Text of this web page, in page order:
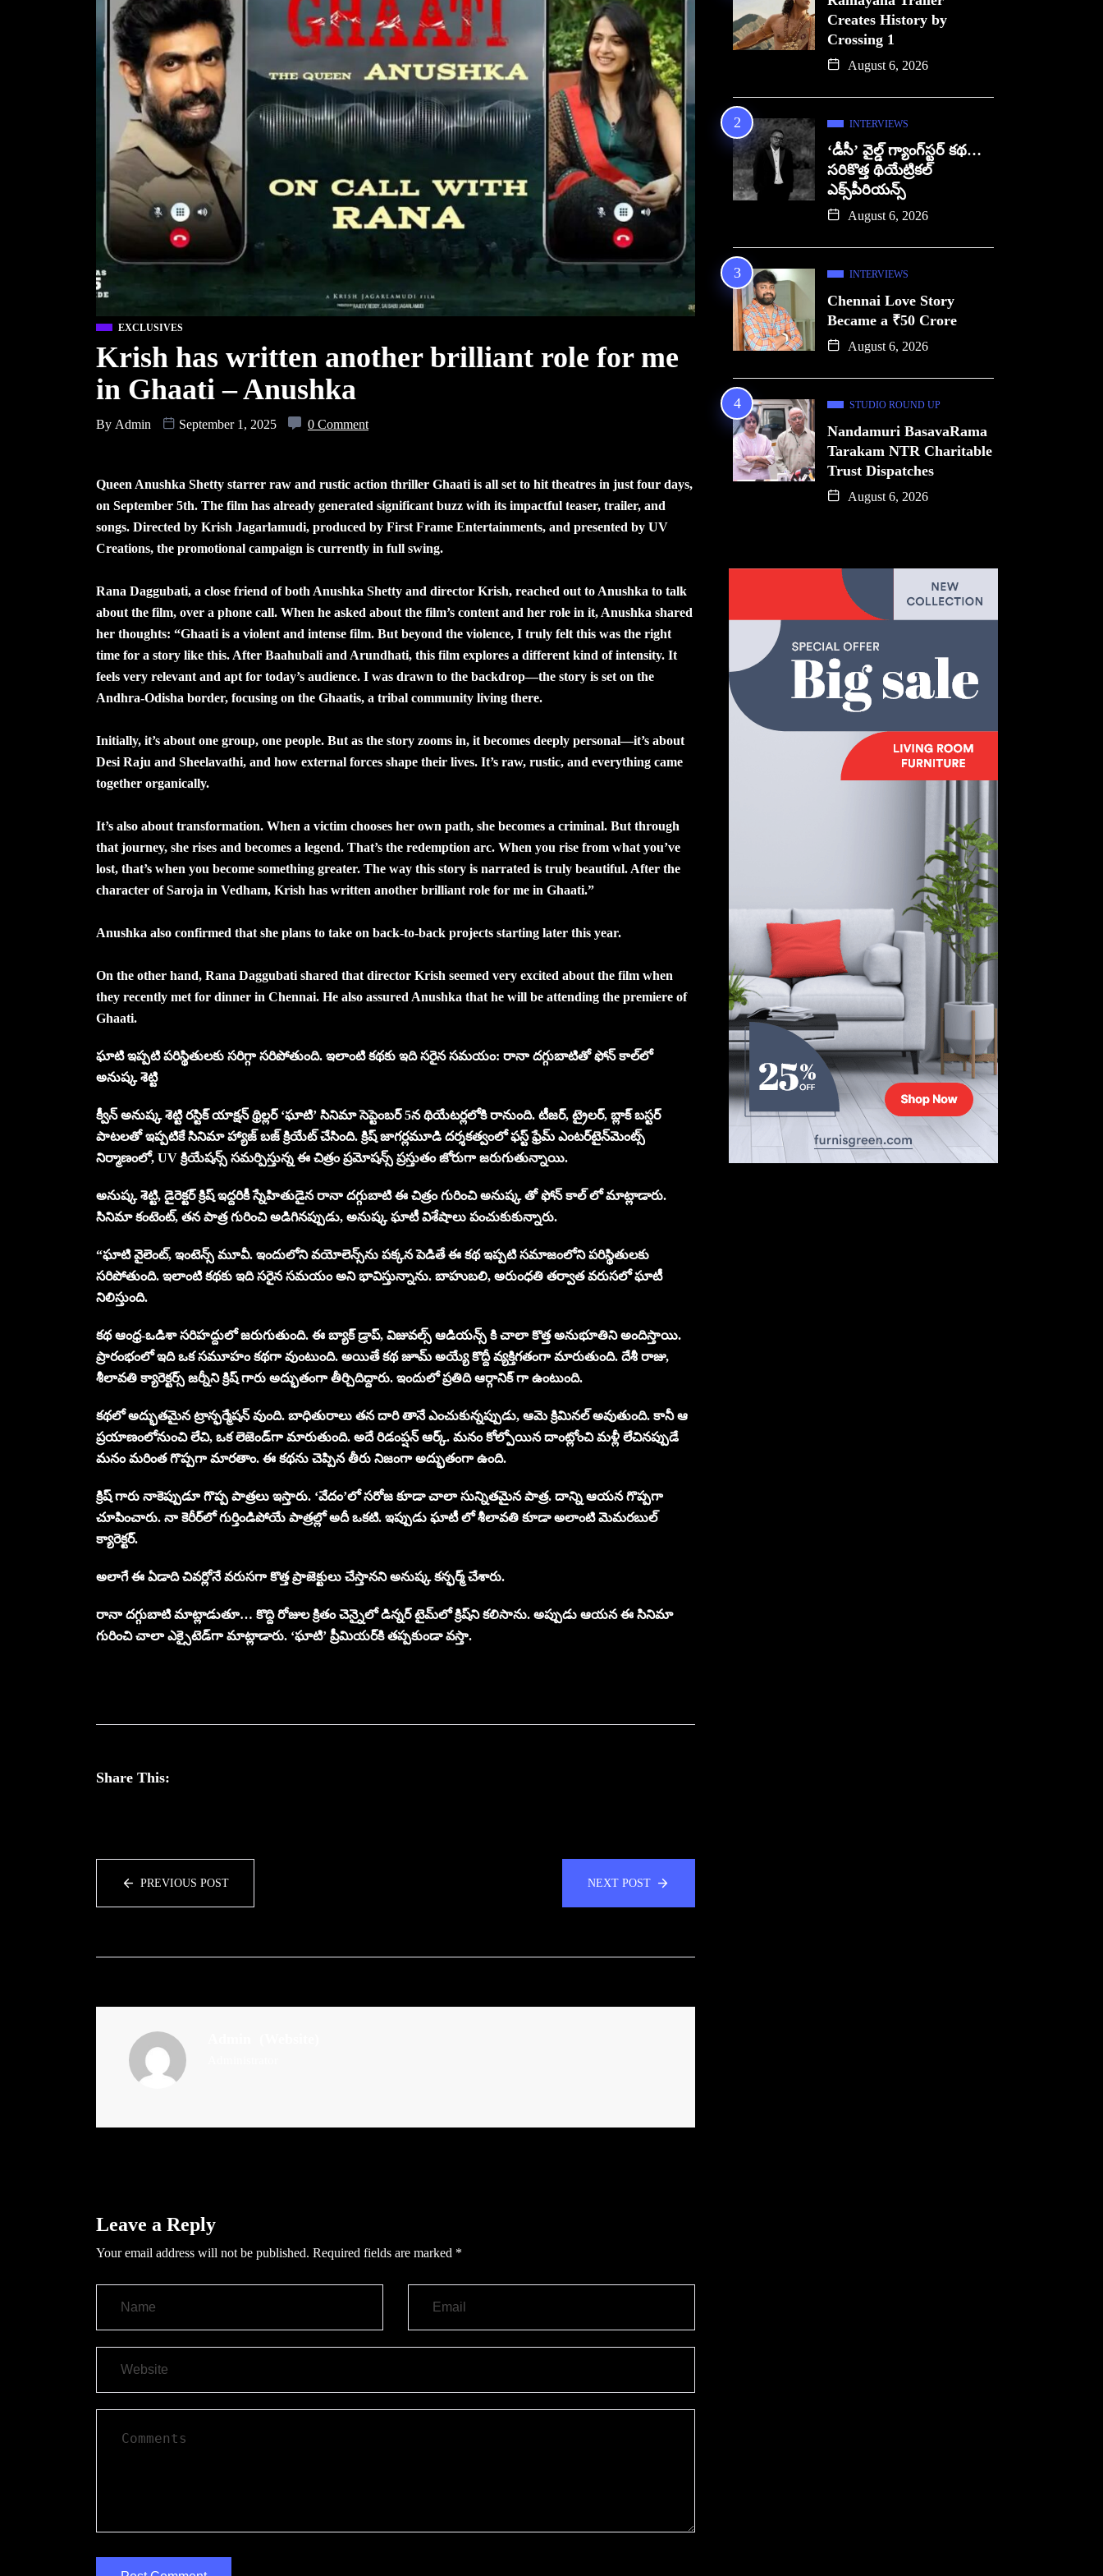
EXCLUSIVES
Krish has written another brilliant role for me
in Ghaati – Anushka
By Admin September 1, 2025 0 Comment
Queen Anushka Shetty starrer raw and rustic action thriller Ghaati is all set to hit theatres in just four days,
on September 5th. The film has already generated significant buzz with its impactful teaser, trailer, and
songs. Directed by Krish Jagarlamudi, produced by First Frame Entertainments, and presented by UV
Creations, the promotional campaign is currently in full swing.
Rana Daggubati, a close friend of both Anushka Shetty and director Krish, reached out to Anushka to talk
about the film, over a phone call. When he asked about the film’s content and her role in it, Anushka shared
her thoughts: “Ghaati is a violent and intense film. But beyond the violence, I truly felt this was the right
time for a story like this. After Baahubali and Arundhati, this film explores a different kind of intensity. It
feels very relevant and apt for today’s audience. I was drawn to the backdrop—the story is set on the
Andhra-Odisha border, focusing on the Ghaatis, a tribal community living there.
Initially, it’s about one group, one people. But as the story zooms in, it becomes deeply personal—it’s about
Desi Raju and Sheelavathi, and how external forces shape their lives. It’s raw, rustic, and everything came
together organically.
It’s also about transformation. When a victim chooses her own path, she becomes a criminal. But through
that journey, she rises and becomes a legend. That’s the redemption arc. When you rise from what you’ve
lost, that’s when you become something greater. The way this story is narrated is truly beautiful. After the
character of Saroja in Vedham, Krish has written another brilliant role for me in Ghaati.”
Anushka also confirmed that she plans to take on back-to-back projects starting later this year.
On the other hand, Rana Daggubati shared that director Krish seemed very excited about the film when
they recently met for dinner in Chennai. He also assured Anushka that he will be attending the premiere of
Ghaati.
ఘాటి ఇప్పటి పరిస్థితులకు సరిగ్గా సరిపోతుంది. ఇలాంటి కథకు ఇది సరైన సమయం: రానా దగ్గుబాటితో ఫోన్ కాల్‌లో
అనుష్క శెట్టి
క్వీన్ అనుష్క శెట్టి రస్టిక్ యాక్షన్ థ్రిల్లర్ ‘ఘాటి’ సినిమా సెప్టెంబర్ 5న థియేటర్లలోకి రానుంది. టీజర్, ట్రైలర్, బ్లాక్ బస్టర్
పాటలతో ఇప్పటికే సినిమా హ్యాజ్ బజ్‌ క్రియేట్ చేసింది. క్రిష్ జాగర్లమూడి దర్శకత్వంలో ఫస్ట్ ఫ్రేమ్ ఎంటర్‌టైన్‌మెంట్స్
నిర్మాణంలో, UV క్రియేషన్స్ సమర్పిస్తున్న ఈ చిత్రం ప్రమోషన్స్ ప్రస్తుతం జోరుగా జరుగుతున్నాయి.
అనుష్క శెట్టి, డైరెక్టర్ క్రిష్ ఇద్దరికీ స్నేహితుడైన రానా దగ్గుబాటి ఈ చిత్రం గురించి అనుష్క తో ఫోన్ కాల్ లో మాట్లాడారు.
సినిమా కంటెంట్, తన పాత్ర గురించి అడిగినప్పుడు, అనుష్క ఘాటీ విశేషాలు పంచుకుకున్నారు.
“ఘాటి వైలెంట్, ఇంటెన్స్ మూవీ. ఇందులోని వయోలెన్స్‌ను పక్కన పెడితే ఈ కథ ఇప్పటి సమాజంలోని పరిస్థితులకు
సరిపోతుంది. ఇలాంటి కథకు ఇది సరైన సమయం అని భావిస్తున్నాను. బాహుబలి, అరుంధతి తర్వాత వరుసలో ఘాటీ
నిలిస్తుంది.
కథ ఆంధ్ర-ఒడిశా సరిహద్దులో జరుగుతుంది. ఈ బ్యాక్ డ్రాప్, విజువల్స్ ఆడియన్స్ కి చాలా కొత్త అనుభూతిని అందిస్తాయి.
ప్రారంభంలో ఇది ఒక సమూహం కథగా వుంటుంది. అయితే కథ జూమ్ అయ్యే కొద్దీ వ్యక్తిగతంగా మారుతుంది. దేశీ రాజు,
శీలావతి క్యారెక్టర్స్ జర్నీని క్రిష్ గారు అద్భుతంగా తీర్చిదిద్దారు. ఇందులో ప్రతిది ఆర్గానిక్ గా ఉంటుంది.
కథలో అద్భుతమైన ట్రాన్ఫర్మేషన్ వుంది. బాధితురాలు తన దారి తానే ఎంచుకున్నప్పుడు, ఆమె క్రిమినల్ అవుతుంది. కానీ ఆ
ప్రయాణంలోనుంచి లేచి, ఒక లెజెండ్‌గా మారుతుంది. అదే రిడంప్షన్ ఆర్క్. మనం కోల్పోయిన దాంట్లోంచి మళ్లీ లేచినప్పుడే
మనం మరింత గొప్పగా మారతాం. ఈ కథను చెప్పిన తీరు నిజంగా అద్భుతంగా ఉంది.
క్రిష్‌ గారు నాకెప్పుడూ గొప్ప పాత్రలు ఇస్తారు. ‘వేదం’లో సరోజ కూడా చాలా సున్నితమైన పాత్ర. దాన్ని ఆయన గొప్పగా
చూపించారు. నా కెరీర్‌లో గుర్తిండిపోయే పాత్రల్లో అదీ ఒకటి. ఇప్పుడు ఘాటీ లో శీలావతి కూడా అలాంటి మెమరబుల్
క్యారెక్టర్.
అలాగే ఈ ఏడాది చివర్లోనే వరుసగా కొత్త ప్రాజెక్టులు చేస్తానని అనుష్క కన్ఫర్మ్ చేశారు.
రానా దగ్గుబాటి మాట్లాడుతూ… కొద్ది రోజుల క్రితం చెన్నైలో డిన్నర్ టైమ్‌లో క్రిష్‌ని కలిసాను. అప్పుడు ఆయన ఈ సినిమా
గురించి చాలా ఎక్సైటెడ్‌గా మాట్లాడారు. ‘ఘాటి’ ప్రీమియర్‌కి తప్పకుండా వస్తా.
Share This:
PREVIOUS POST NEXT POST
Leave a Reply
Your email address will not be published. Required fields are marked *
Creates History by
Crossing 1
August 6, 2026
INTERVIEWS
‘డీసీ’ వైల్డ్ గ్యాంగ్‌స్టర్ కథ…
సరికొత్త థియేట్రికల్
ఎక్స్‌పీరియన్స్
August 6, 2026
INTERVIEWS
Chennai Love Story
Became a ₹50 Crore
August 6, 2026
STUDIO ROUND UP
Nandamuri BasavaRama
Tarakam NTR Charitable
Trust Dispatches
August 6, 2026